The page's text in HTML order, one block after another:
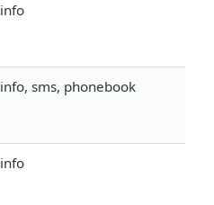
info
info, sms, phonebook
info